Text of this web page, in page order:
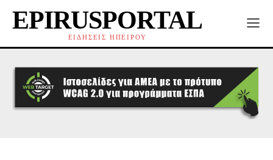
EPIRUSPORTAL
ΕΙΔΗΣΕΙΣ ΗΠΕΙΡΟΥ